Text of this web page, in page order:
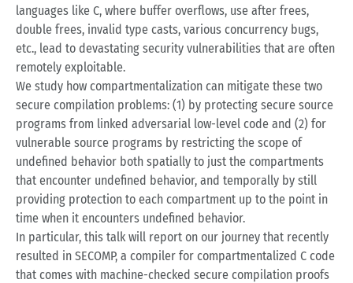
languages like C, where buffer overflows, use after frees,
double frees, invalid type casts, various concurrency bugs,
etc., lead to devastating security vulnerabilities that are often
remotely exploitable.
We study how compartmentalization can mitigate these two
secure compilation problems: (1) by protecting secure source
programs from linked adversarial low-level code and (2) for
vulnerable source programs by restricting the scope of
undefined behavior both spatially to just the compartments
that encounter undefined behavior, and temporally by still
providing protection to each compartment up to the point in
time when it encounters undefined behavior.
In particular, this talk will report on our journey that recently
resulted in SECOMP, a compiler for compartmentalized C code
that comes with machine-checked secure compilation proofs